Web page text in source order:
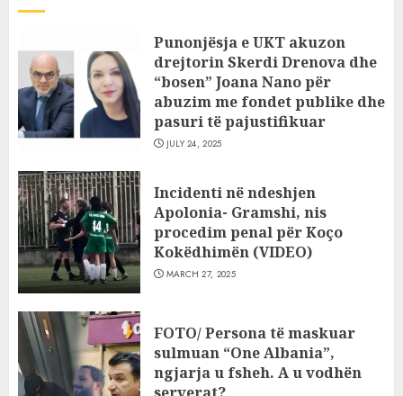
Punonjësja e UKT akuzon
drejtorin Skerdi Drenova dhe
“bosen” Joana Nano për
abuzim me fondet publike dhe
pasuri të pajustifikuar
JULY 24, 2025
Incidenti në ndeshjen
Apolonia- Gramshi, nis
procedim penal për Koço
Kokëdhimën (VIDEO)
MARCH 27, 2025
FOTO/ Persona të maskuar
sulmuan “One Albania”,
ngjarja u fsheh. A u vodhën